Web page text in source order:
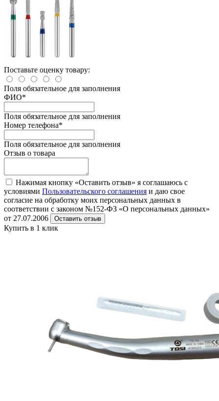
Поставьте оценку товару:
Поля обязательное для заполнения
ФИО*
Поля обязательное для заполнения
Номер телефона*
Поля обязательное для заполнения
Отзыв о товара
Нажимая кнопку «Оставить отзыв» я соглашаюсь с
условиями Пользовательского соглашения и даю свое
согласие на обработку моих персональных данных в
соответствии с законом №152-ФЗ «О персональных данных»
от 27.07.2006
Оставить отзыв
Купить в 1 клик